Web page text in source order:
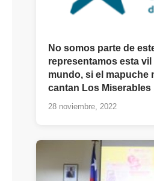
No somos parte de
representamos esta
mundo, si el mapuche
cantan Los Miserables
28 noviembre, 2022